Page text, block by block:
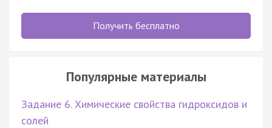
Получить бесплатно
Популярные материалы
Задание 6. Химические свойства гидроксидов и
солей